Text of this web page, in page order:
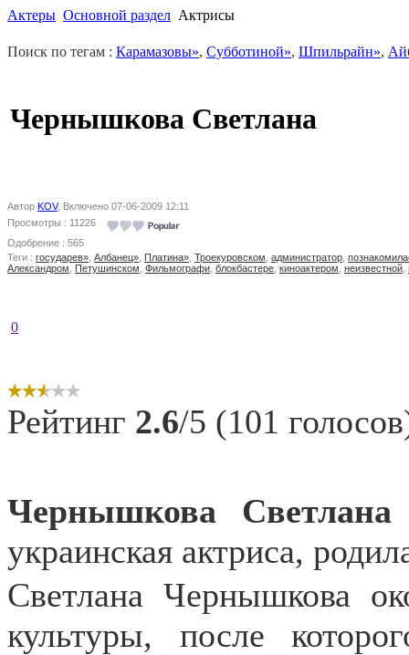
Актеры Основной раздел Актрисы
Поиск по тегам : Карамазовы», Субботиной», Шпильрайн»,
Чернышкова Светлана
Автор KOV, Включено 07-06-2009 12:11
Просмотры : 11226
Одобрение : 565
Теги : государев» Албанец» Платина» Троекуровском администратор
Александром
Петушинском Фильмографи блокбастере киноактером неизвестной
0
Рейтинг 2.6/5 (101
Чернышкова
украинская актриса,
Светлана Чернышкова
культуры, после